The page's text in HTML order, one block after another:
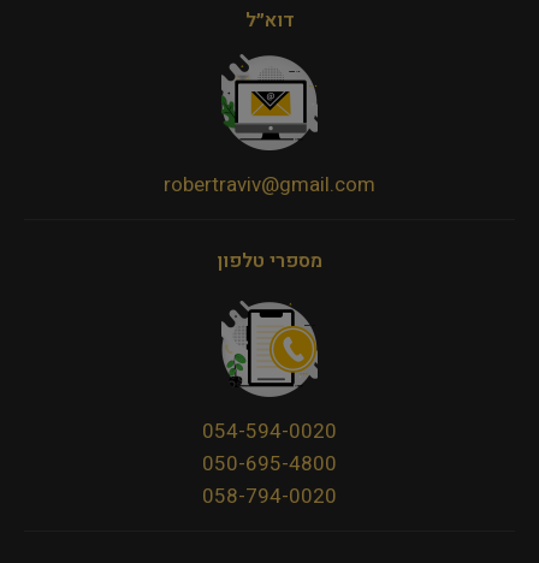
דוא״ל
robertraviv@gmail.com
מספרי טלפון
054-594-0020
050-695-4800
058-794-0020